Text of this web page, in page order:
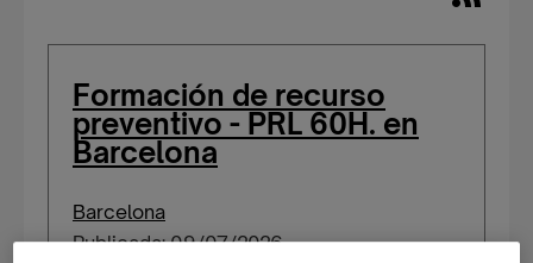
Formación de recurso
preventivo - PRL 60H. en
Barcelona
Barcelona
Publicada: 09/07/2026